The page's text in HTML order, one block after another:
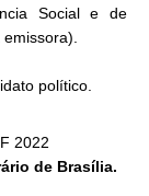
Social e de
político.
2022
de Brasília.